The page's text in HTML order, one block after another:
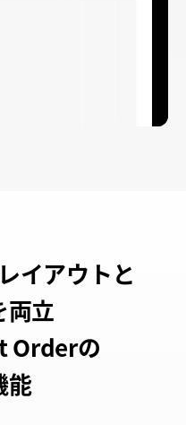
イアウトと
両立
Orderの
能